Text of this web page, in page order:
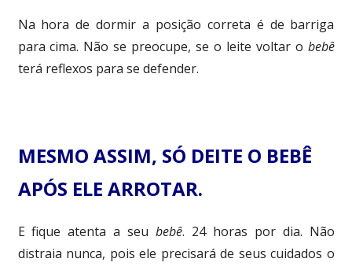
Na hora de dormir a posição correta é de barriga
para cima. Não se preocupe, se o leite voltar o bebê
terá reflexos para se defender.
MESMO ASSIM, SÓ DEITE O BEBÊ
APÓS ELE ARROTAR.
E fique atenta a seu bebê. 24 horas por dia. Não
distraia nunca, pois ele precisará de seus cuidados o